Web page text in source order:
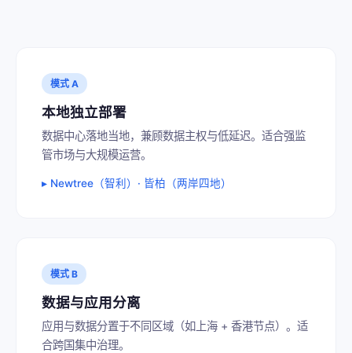
模式 A
本地独立部署
数据中心落地当地，兼顾数据主权与低延迟。适合强监
管市场与大规模运营。
▸ Newtree（智利）· 皆柏（两岸四地）
模式 B
数据与应用分离
应用与数据分置于不同区域（如上海 + 香港节点）。适
合跨国集中治理。